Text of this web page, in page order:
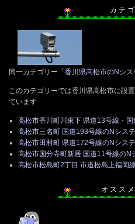
カ テ
同一カテゴリー「 香川県高松市のNシス
このカテゴリーでは香川県高松市に設
ています
高松市香川町川東下 県道13号線・
高松市三名町 国道193号線のNシス
高松市田村町 県道172号線のNシス
高松市国分寺町新居 国道11号線のN
高松市松島町2丁目 市道松島上福岡
オ ス ス